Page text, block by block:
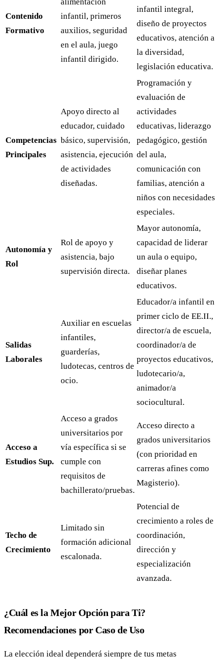
Contenido
Formativo
infantil, primeros
auxilios, seguridad
en el aula, juego
infantil dirigido.
infantil integral,
diseño de proyectos
educativos, atención a
la diversidad,
legislación educativa.
Competencias
Principales
Apoyo directo al
educador, cuidado
básico, supervisión,
asistencia, ejecución
de actividades
diseñadas.
Programación y
evaluación de
actividades
educativas, liderazgo
pedagógico, gestión
del aula,
comunicación con
familias, atención a
niños con necesidades
especiales.
Autonomía y
Rol
Rol de apoyo y
asistencia, bajo
supervisión directa.
Mayor autonomía,
capacidad de liderar
un aula o equipo,
diseñar planes
educativos.
Salidas
Laborales
Auxiliar en escuelas
infantiles,
guarderías,
ludotecas, centros de
ocio.
Educador/a infantil en
primer ciclo de EE.II.,
director/a de escuela,
coordinador/a de
proyectos educativos,
ludotecario/a,
animador/a
sociocultural.
Acceso a
Estudios Sup.
Acceso a grados
universitarios por
vía específica si se
cumple con
requisitos de
bachillerato/pruebas.
Acceso directo a
grados universitarios
(con prioridad en
carreras afines como
Magisterio).
Techo de
Crecimiento
Limitado sin
formación adicional
escalonada.
Potencial de
crecimiento a roles de
coordinación,
dirección y
especialización
avanzada.
¿Cuál es la Mejor Opción para Ti?
Recomendaciones por Caso de Uso
La elección ideal dependerá siempre de tus metas